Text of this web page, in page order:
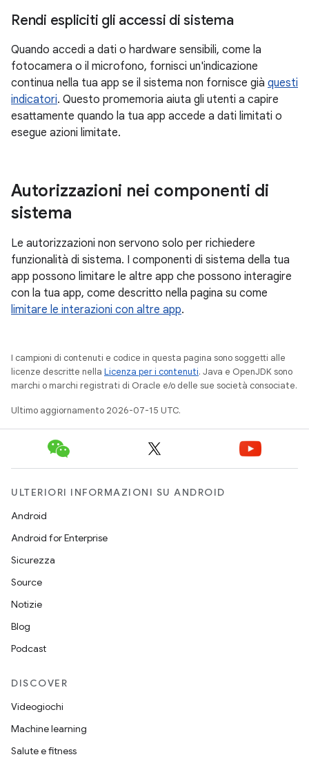
Rendi espliciti gli accessi di sistema
Quando accedi a dati o hardware sensibili, come la
fotocamera o il microfono, fornisci un'indicazione
continua nella tua app se il sistema non fornisce già questi
indicatori. Questo promemoria aiuta gli utenti a capire
esattamente quando la tua app accede a dati limitati o
esegue azioni limitate.
Autorizzazioni nei componenti di
sistema
Le autorizzazioni non servono solo per richiedere
funzionalità di sistema. I componenti di sistema della tua
app possono limitare le altre app che possono interagire
con la tua app, come descritto nella pagina su come
limitare le interazioni con altre app.
I campioni di contenuti e codice in questa pagina sono soggetti alle
licenze descritte nella Licenza per i contenuti. Java e OpenJDK sono
marchi o marchi registrati di Oracle e/o delle sue società consociate.
Ultimo aggiornamento 2026-07-15 UTC.
ULTERIORI INFORMAZIONI SU ANDROID
Android
Android for Enterprise
Sicurezza
Source
Notizie
Blog
Podcast
DISCOVER
Videogiochi
Machine learning
Salute e fitness